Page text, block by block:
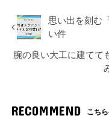
思い出を刻む
い件
腕の良い大工に建てて
RECOMMEND こち